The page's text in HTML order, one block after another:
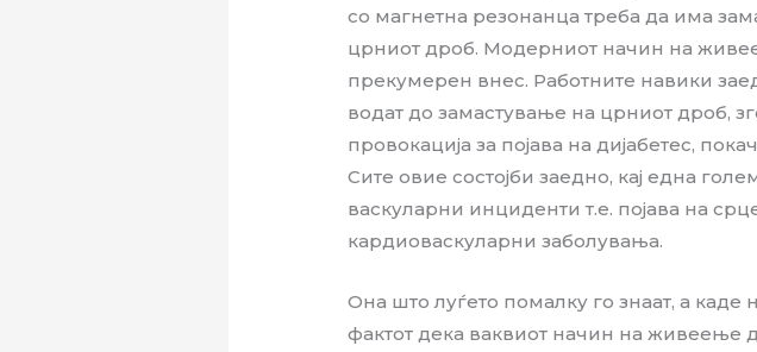
со магнетна резонанца треба да има
црниот дроб. Модерниот начин на
прекумерен внес. Работните навики
водат до замастување на црниот дроб,
провокација за појава на дијабетес,
Сите овие состојби заедно, кај една
васкуларни инциденти т.е. појава на
кардиоваскуларни заболувања.
Она што луѓето помалку го знаат, а
фактот дека ваквиот начин на живеење